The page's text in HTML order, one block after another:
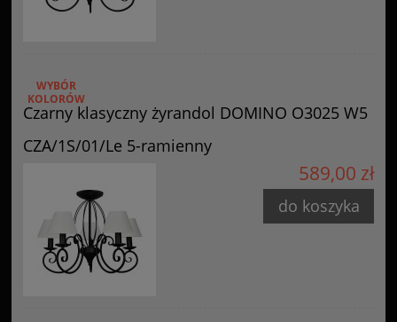
Czarny klasyczny żyrandol DOMINO O3025 W5
CZA/1S/01/Le 5-ramienny
WYBÓR
KOLORÓW
589,00 zł
do koszyka